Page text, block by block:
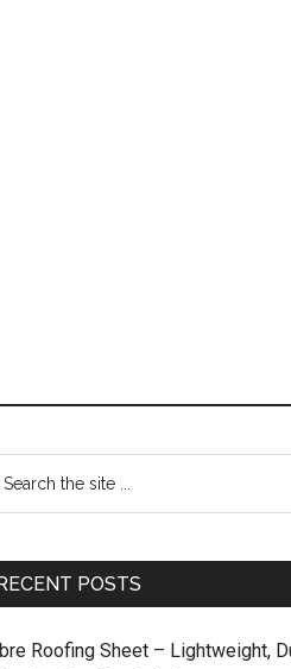
POSTS
Roofing Sheet – Lightweight,